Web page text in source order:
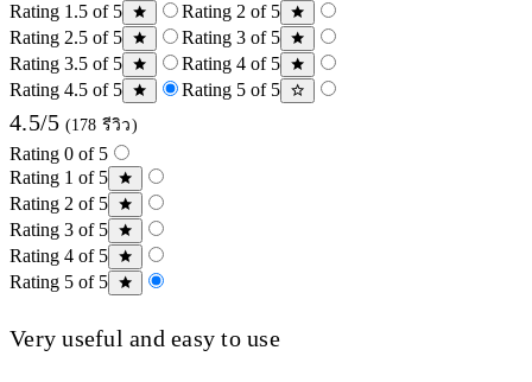
Rating 1.5 of 5
Rating 2 of 5
Rating 2.5 of 5
Rating 3 of 5
Rating 3.5 of 5
Rating 4 of 5
Rating 4.5 of 5
Rating 5 of 5
4.5/5 (178 รีวิว)
Rating 0 of 5
Rating 1 of 5
Rating 2 of 5
Rating 3 of 5
Rating 4 of 5
Rating 5 of 5
Very useful and easy to use